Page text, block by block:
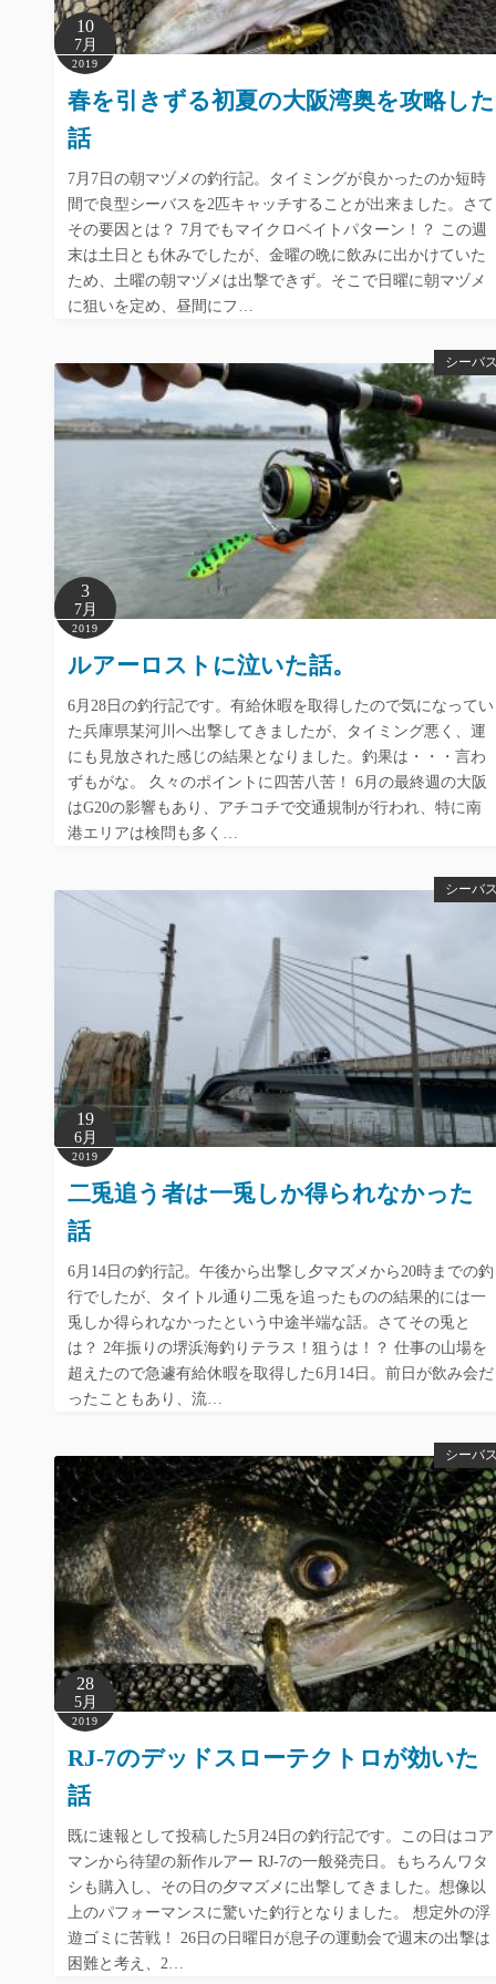
10
7月
2019
春を引きずる初夏の大阪湾奥を攻略した
話
7月7日の朝マヅメの釣行記。タイミングが良かったのか短時
間で良型シーバスを2匹キャッチすることが出来ました。さて
その要因とは？ 7月でもマイクロベイトパターン！？ この週
末は土日とも休みでしたが、金曜の晩に飲みに出かけていた
ため、土曜の朝マヅメは出撃できず。そこで日曜に朝マヅメ
に狙いを定め、昼間にフ…
シーバ
3
7月
2019
ルアーロストに泣いた話。
6月28日の釣行記です。有給休暇を取得したので気になってい
た兵庫県某河川へ出撃してきましたが、タイミング悪く、運
にも見放された感じの結果となりました。釣果は・・・言わ
ずもがな。 久々のポイントに四苦八苦！ 6月の最終週の大阪
はG20の影響もあり、アチコチで交通規制が行われ、特に南
港エリアは検問も多く…
シーバ
19
6月
2019
二兎追う者は一兎しか得られなかった
話
6月14日の釣行記。午後から出撃し夕マズメから20時までの釣
行でしたが、タイトル通り二兎を追ったものの結果的には一
兎しか得られなかったという中途半端な話。さてその兎と
は？ 2年振りの堺浜海釣りテラス！狙うは！？ 仕事の山場を
超えたので急遽有給休暇を取得した6月14日。前日が飲み会だ
ったこともあり、流…
シーバ
28
5月
2019
RJ-7のデッドスローテクトロが効いた
話
既に速報として投稿した5月24日の釣行記です。この日はコア
マンから待望の新作ルアー RJ-7の一般発売日。もちろんワタ
シも購入し、その日の夕マズメに出撃してきました。想像以
上のパフォーマンスに驚いた釣行となりました。 想定外の浮
遊ゴミに苦戦！ 26日の日曜日が息子の運動会で週末の出撃は
困難と考え、2…